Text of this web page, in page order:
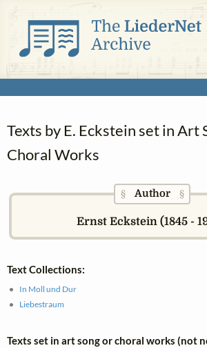
Texts by E. Eckstein set in Art
Choral Works
§ Author§
Ernst Eckstein (1845 -
Text Collections:
In Moll und Dur
Liebestraum
Texts set in art song or choral works (not